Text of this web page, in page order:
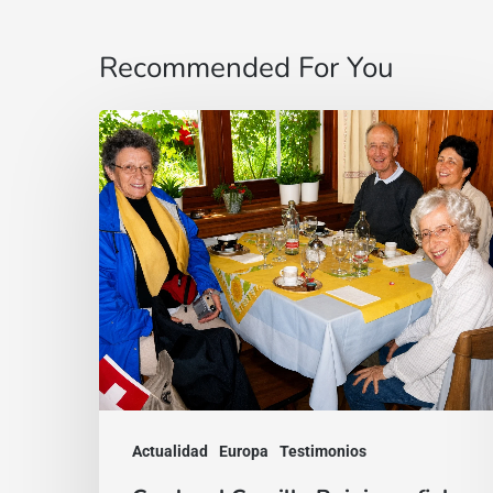
Recommended For You
Actualidad Europa Testimonios
Cardenal
Camillo
Ruini
un
«fiel
pastor»
paseando
por
los
Alpes